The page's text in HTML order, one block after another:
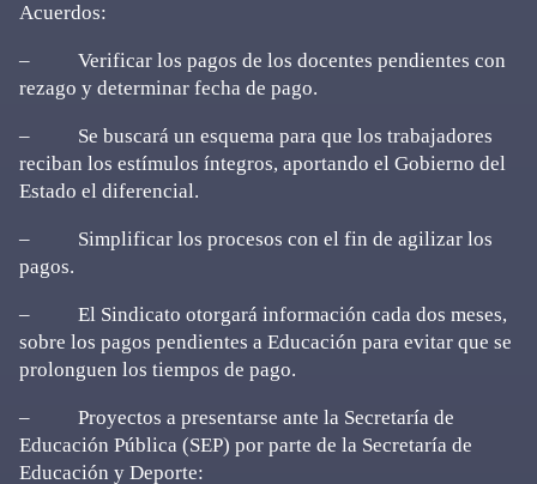
Acuerdos:
– Verificar los pagos de los docentes pendientes con
rezago y determinar fecha de pago.
– Se buscará un esquema para que los trabajadores
reciban los estímulos íntegros, aportando el Gobierno del
Estado el diferencial.
– Simplificar los procesos con el fin de agilizar los
pagos.
– El Sindicato otorgará información cada dos meses,
sobre los pagos pendientes a Educación para evitar que se
prolonguen los tiempos de pago.
– Proyectos a presentarse ante la Secretaría de
Educación Pública (SEP) por parte de la Secretaría de
Educación y Deporte: